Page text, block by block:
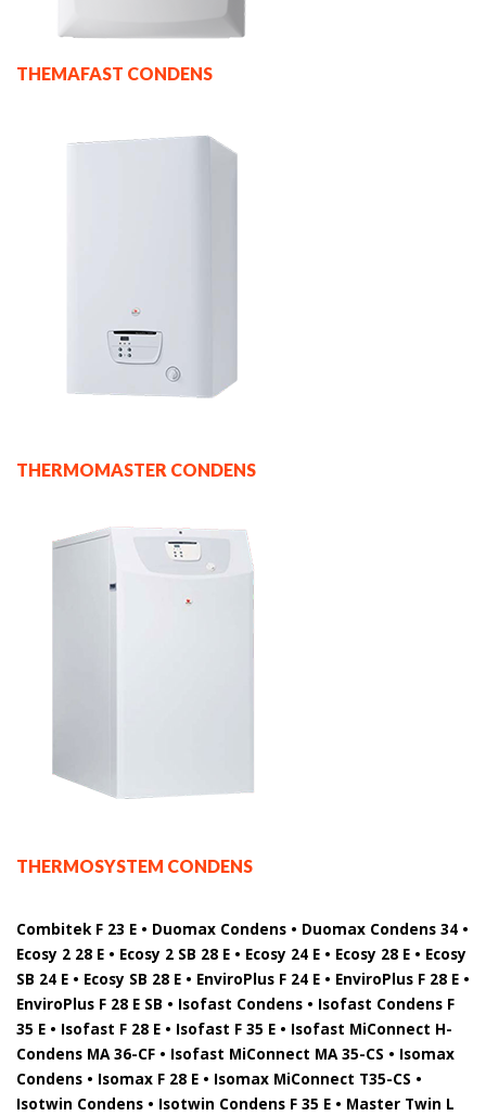
THEMAFAST CONDENS
THERMOMASTER CONDENS
THERMOSYSTEM CONDENS
Combitek F 23 E • Duomax Condens • Duomax Condens 34 •
Ecosy 2 28 E • Ecosy 2 SB 28 E • Ecosy 24 E • Ecosy 28 E • Ecosy
SB 24 E • Ecosy SB 28 E • EnviroPlus F 24 E • EnviroPlus F 28 E •
EnviroPlus F 28 E SB • Isofast Condens • Isofast Condens F
35 E • Isofast F 28 E • Isofast F 35 E • Isofast MiConnect H-
Condens MA 36-CF • Isofast MiConnect MA 35-CS • Isomax
Condens • Isomax F 28 E • Isomax MiConnect T35-CS •
Isotwin Condens • Isotwin Condens F 35 E • Master Twin L